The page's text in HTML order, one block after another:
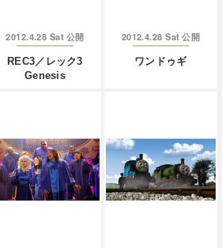
2012.4.28 Sat 公開
REC3／レック3
Genesis
2012.4.28 Sat 公開
ワンドゥギ